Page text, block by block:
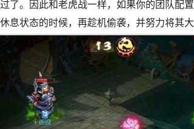
了。因此和老虎战一样，如果你的团队配
息状态的时候，再趁机偷袭，并努力将其